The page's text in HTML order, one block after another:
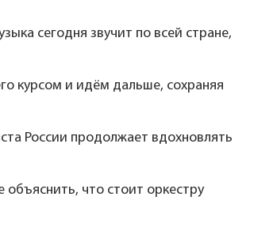
сегодня звучит по всей стране,
курсом и идём дальше, сохраняя
России продолжает вдохновлять
что стоит оркестру